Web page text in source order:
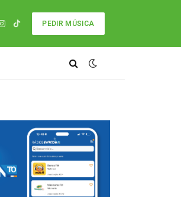
Instagram
TikTok
PEDIR MÚSICA